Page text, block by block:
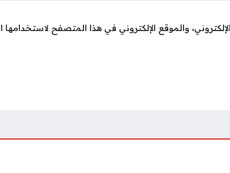
والموقع الإلكتروني في هذا المتصفح لاستخدامها